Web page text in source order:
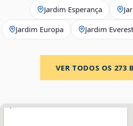
Jardim Esperança
Jardim Europa Jardim Everest
VER TODOS OS 273